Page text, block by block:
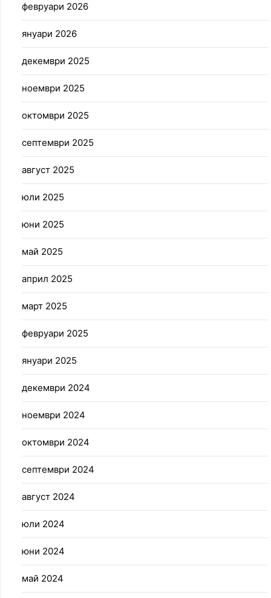
февруари 2026
януари 2026
декември 2025
ноември 2025
октомври 2025
септември 2025
август 2025
юли 2025
юни 2025
май 2025
април 2025
март 2025
февруари 2025
януари 2025
декември 2024
ноември 2024
октомври 2024
септември 2024
август 2024
юли 2024
юни 2024
май 2024